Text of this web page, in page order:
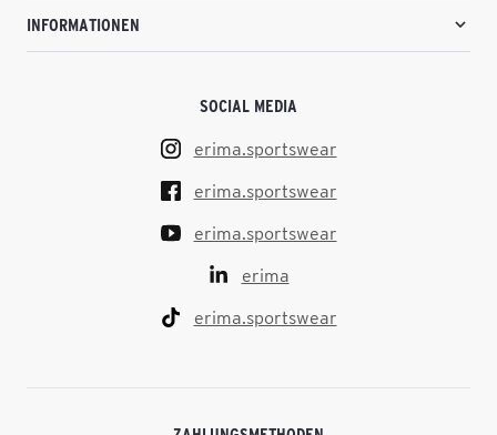
INFORMATIONEN
SOCIAL MEDIA
erima.sportswear
erima.sportswear
erima.sportswear
erima
erima.sportswear